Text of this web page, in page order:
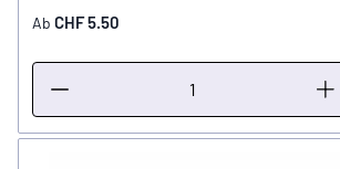
Ab CHF 5.50